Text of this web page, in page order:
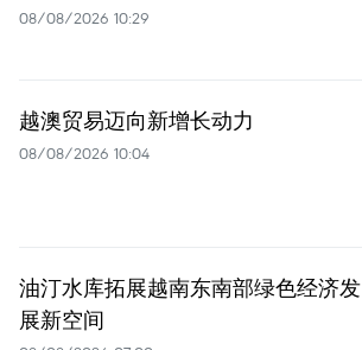
08/08/2026 10:29
越澳贸易迈向新增长动力
08/08/2026 10:04
油汀水库拓展越南东南部绿色经济发
展新空间